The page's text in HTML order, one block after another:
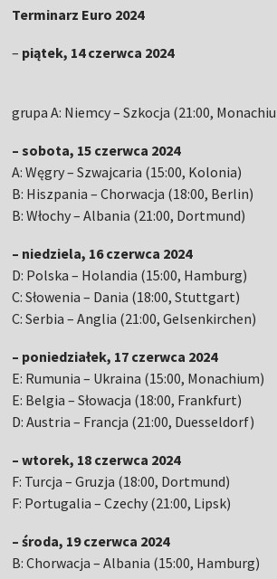
Terminarz Euro 2024
– piątek, 14 czerwca 2024
grupa A: Niemcy – Szkocja (21:00,
– sobota, 15 czerwca 2024
A: Węgry – Szwajcaria (15:00, Kolonia)
B: Hiszpania – Chorwacja (18:00, Berlin)
B: Włochy – Albania (21:00, Dortmund)
– niedziela, 16 czerwca 2024
D: Polska – Holandia (15:00, Hamburg)
C: Słowenia – Dania (18:00, Stuttgart)
C: Serbia – Anglia (21:00, Gelsenkirchen)
– poniedziałek, 17 czerwca 2024
E: Rumunia – Ukraina (15:00, Monachium)
E: Belgia – Słowacja (18:00, Frankfurt)
D: Austria – Francja (21:00, Duesseldorf)
– wtorek, 18 czerwca 2024
F: Turcja – Gruzja (18:00, Dortmund)
F: Portugalia – Czechy (21:00, Lipsk)
– środa, 19 czerwca 2024
B: Chorwacja – Albania (15:00, Hamburg)